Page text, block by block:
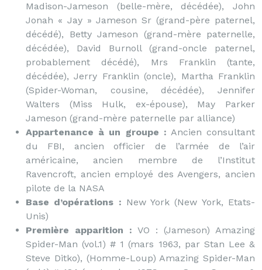
Madison-Jameson (belle-mère, décédée), John
Jonah « Jay » Jameson Sr (grand-père paternel,
décédé), Betty Jameson (grand-mère paternelle,
décédée), David Burnoll (grand-oncle paternel,
probablement décédé), Mrs Franklin (tante,
décédée), Jerry Franklin (oncle), Martha Franklin
(Spider-Woman, cousine, décédée), Jennifer
Walters (Miss Hulk, ex-épouse), May Parker
Jameson (grand-mère paternelle par alliance)
Appartenance à un groupe : Ancien consultant
du FBI, ancien officier de l’armée de l’air
américaine, ancien membre de l’Institut
Ravencroft, ancien employé des Avengers, ancien
pilote de la NASA
Base d’opérations : New York (New York, Etats-
Unis)
Première apparition : VO : (Jameson) Amazing
Spider-Man (vol.1) # 1 (mars 1963, par Stan Lee &
Steve Ditko), (Homme-Loup) Amazing Spider-Man